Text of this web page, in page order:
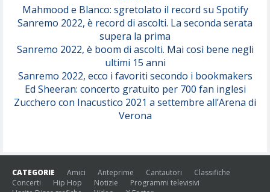
Mahmood e Blanco: sgretolato il record su Spotify
Sanremo 2022, è record di ascolti. La seconda serata
supera la prima
Sanremo 2022, è boom di ascolti. Mai così bene negli
ultimi 15 anni
Sanremo 2022, ecco i favoriti secondo i bookmakers
Ed Sheeran: concerto gratuito per 700 fan inglesi
Zucchero con Inacustico 2021 a settembre all’Arena di
Verona
CATEGORIE Amici Anteprime Cantautori
Classifiche
Concerti
Hip Hop Notizie
Programmi televisivi